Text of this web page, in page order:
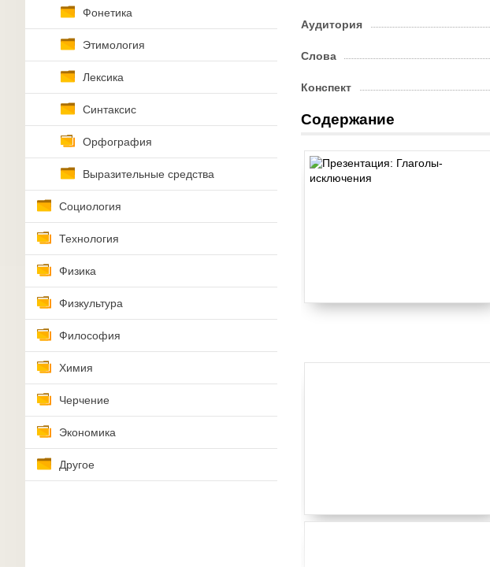
Фонетика
Этимология
Лексика
Синтаксис
Орфография
Выразительные средства
Социология
Технология
Физика
Физкультура
Философия
Химия
Черчение
Экономика
Другое
Аудитория
Слова
Конспект
Содержание